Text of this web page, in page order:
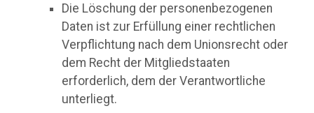
Die Löschung der personenbezogenen
Daten ist zur Erfüllung einer rechtlichen
Verpflichtung nach dem Unionsrecht oder
dem Recht der Mitgliedstaaten
erforderlich, dem der Verantwortliche
unterliegt.